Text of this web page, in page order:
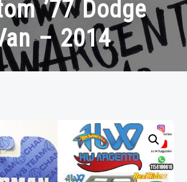
’77 Dodge
– 2014